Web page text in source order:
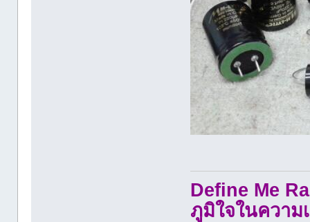
Define Me
ภูมิใจในความ